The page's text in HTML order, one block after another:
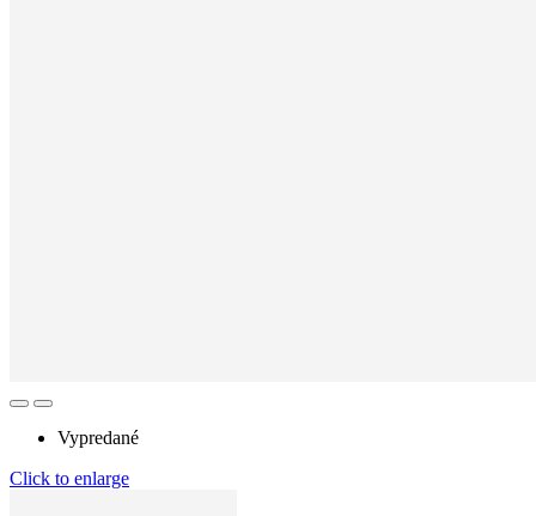
Vypredané
Click to enlarge